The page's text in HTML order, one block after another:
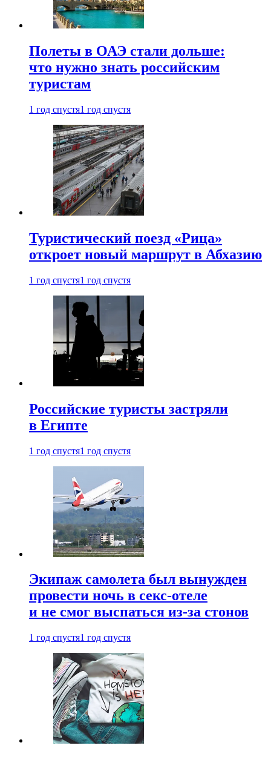
Полеты в ОАЭ стали дольше:
что нужно знать российским
туристам
1 год спустя1 год спустя
Туристический поезд «Рица»
откроет новый маршрут в Абхазию
1 год спустя1 год спустя
Российские туристы застряли
в Египте
1 год спустя1 год спустя
Экипаж самолета был вынужден
провести ночь в секс-отеле
и не смог выспаться из-за стонов
1 год спустя1 год спустя